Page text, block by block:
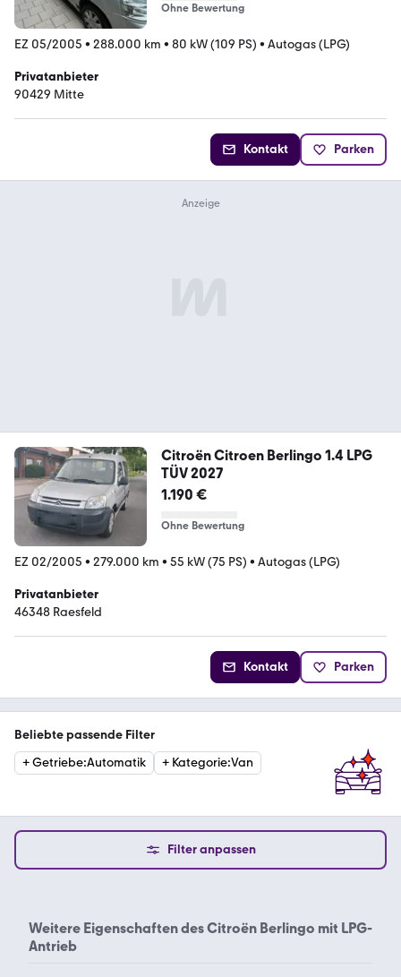
Ohne Bewertung
EZ 05/2005 • 288.000 km • 80 kW (109 PS) • Autogas (LPG)
Privatanbieter
90429 Mitte
Kontakt Parken
Citroën Citroen Berlingo 1.4 LPG
TÜV 2027
1.190 €
Ohne Bewertung
EZ 02/2005 • 279.000 km • 55 kW (75 PS) • Autogas (LPG)
Privatanbieter
46348 Raesfeld
Kontakt Parken
Beliebte passende Filter
+Getriebe:Automatik + Kategorie:Van
Filter anpassen
Weitere Eigenschaften desCitroën Berlingo mit LPG-
Antrieb